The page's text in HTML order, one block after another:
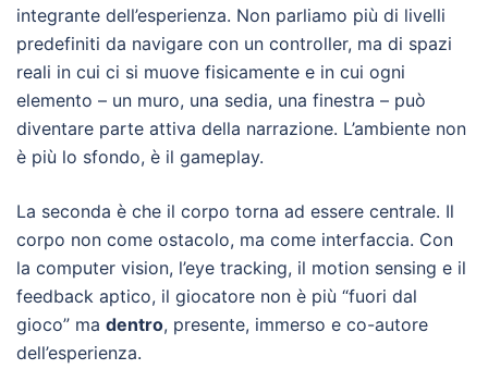
integrante dell’esperienza. Non parliamo più di livelli
predefiniti da navigare con un controller, ma di spazi
reali in cui ci si muove fisicamente e in cui ogni
elemento – un muro, una sedia, una finestra – può
diventare parte attiva della narrazione. L’ambiente non
è più lo sfondo, è il gameplay.
La seconda è che il corpo torna ad essere centrale. Il
corpo non come ostacolo, ma come interfaccia. Con
la computer vision, l’eye tracking, il motion sensing e il
feedback aptico, il giocatore non è più “fuori dal
gioco” ma dentro, presente, immerso e co-autore
dell’esperienza.